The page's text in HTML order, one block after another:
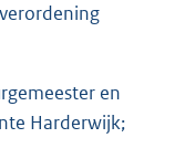
en
Harderwijk;